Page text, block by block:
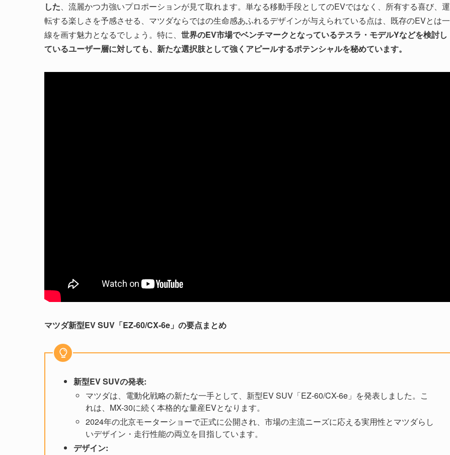
した、流麗かつ力強いプロポーションが見て取れます。単なる移動手段としてのEVではなく、所有する喜び、運
転する楽しさを予感させる、マツダならではの生命感あふれるデザインが与えられている点は、既存のEVとは一
線を画す魅力となるでしょう。特に、 世界のEV市場でベンチマークとなっているテスラ・モデルYなどを検討し
ているユーザー層に対しても、新たな選択肢として強くアピールするポテンシャルを秘めています。
マツダ新型EV SUV「EZ-60/CX-6e」の要点まとめ
新型EV SUVの発表:
マツダは、電動化戦略の新たな一手として、新型EV SUV「EZ-60/CX-6e」を発表しました。こ
れは、MX-30に続く本格的な量産EVとなります。
2024年の北京モーターショーで正式に公開され、市場の主流ニーズに応える実用性とマツダらし
いデザイン・走行性能の両立を目指しています。
デザイン: